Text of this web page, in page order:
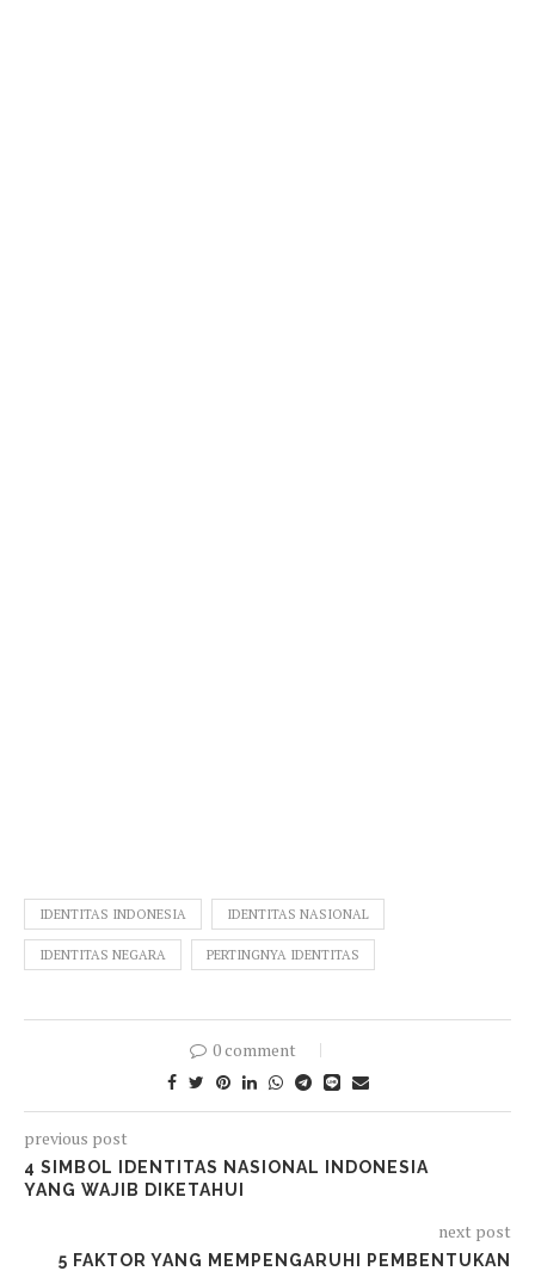
IDENTITAS INDONESIA IDENTITAS NASIONAL
IDENTITAS NEGARA PERTINGNYA IDENTITAS
0 comment
previous post
4 SIMBOL IDENTITAS NASIONAL INDONESIA
YANG WAJIB DIKETAHUI
next post
5 FAKTOR YANG MEMPENGARUHI PEMBENTUKAN